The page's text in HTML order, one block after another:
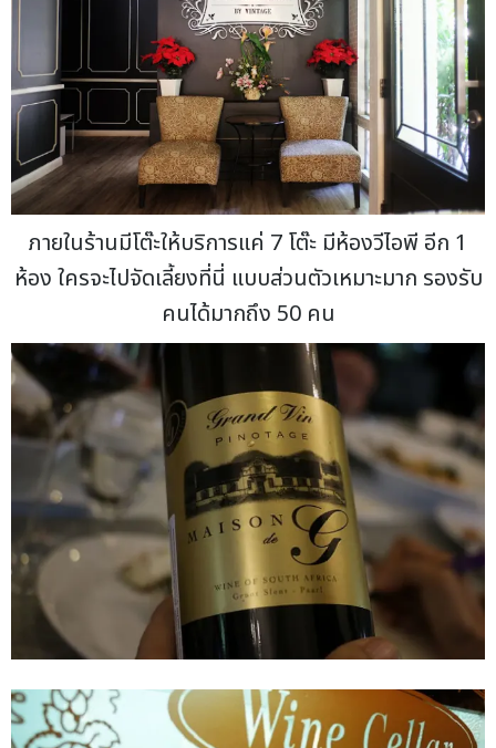
ภายในร้านมีโต๊ะให้บริการแค่ 7 โต๊ะ มีห้องวีไอพี อีก 1
ห้อง ใครจะไปจัดเลี้ยงที่นี่ แบบส่วนตัวเหมาะมาก รองรับ
คนได้มากถึง 50 คน